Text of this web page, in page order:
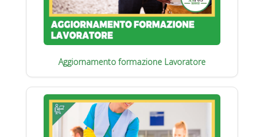
Aggiornamento formazione Lavoratore